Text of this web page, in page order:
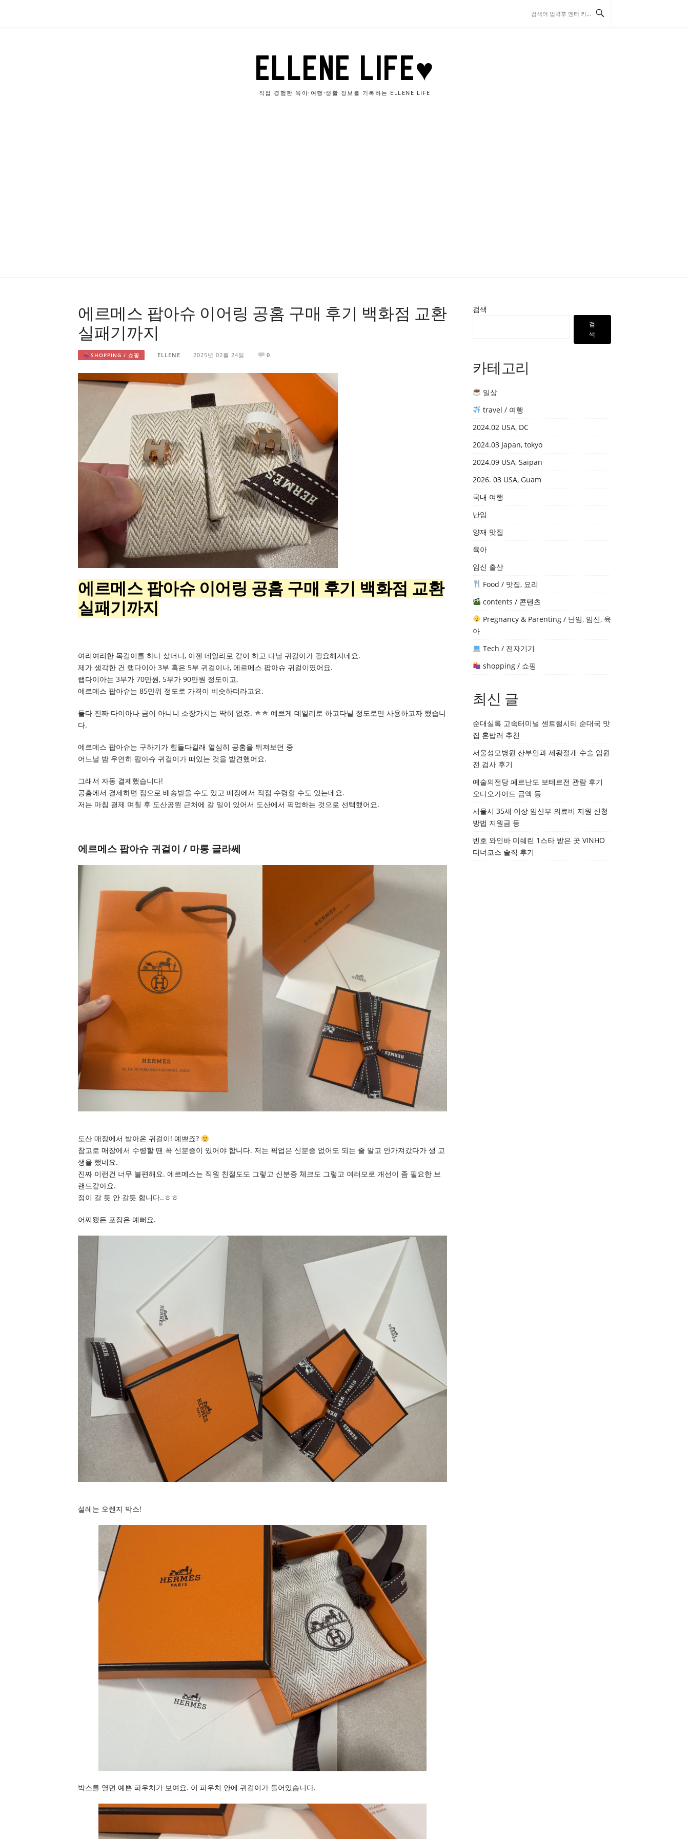
ELLENE LIFE♥
직접 경험한 육아·여행·생활 정보를 기록하는 ELLENE LIFE
에르메스 팝아슈 이어링 공홈 구매 후기 백화점 교환
실패기까지
SHOPPING / 쇼핑 ELLENE 2025년 02월 24일 0
에르메스 팝아슈 이어링 공홈 구매 후기 백화점 교환
실패기까지
여리여리한 목걸이를 하나 샀더니, 이젠 데일리로 같이 하고 다닐 귀걸이가 필요해지네요.
제가 생각한 건 랩다이아 3부 혹은 5부 귀걸이나, 에르메스 팝아슈 귀걸이였어요.
랩다이아는 3부가 70만원, 5부가 90만원 정도이고,
에르메스 팝아슈는 85만워 정도로 가격이 비슷하더라고요.
둘다 진짜 다이아나 금이 아니니 소장가치는 딱히 없죠. ㅎㅎ 예쁘게 데일리로 하고다닐 정도로만 사용하고자 했습니
다.
에르메스 팝아슈는 구하기가 힘들다길래 열심히 공홈을 뒤져보던 중
어느날 밤 우연히 팝아슈 귀걸이가 떠있는 것을 발견했어요.
그래서 자동 결제했습니다!
공홈에서 결제하면 집으로 배송받을 수도 있고 매장에서 직접 수령할 수도 있는데요.
저는 마침 결제 며칠 후 도산공원 근처에 갈 일이 있어서 도산에서 픽업하는 것으로 선택했어요.
에르메스 팝아슈 귀걸이 / 마롱 글라쎄
도산 매장에서 받아온 귀걸이! 예쁘죠?
참고로 매장에서 수령할 땐 꼭 신분증이 있어야 합니다. 저는 픽업은 신분증 없어도 되는 줄 알고 안가져갔다가 생 고
생을 했네요.
진짜 이런건 너무 불편해요. 에르메스는 직원 친절도도 그렇고 신분증 체크도 그렇고 여러모로 개선이 좀 필요한 브
랜드같아요.
정이 갈 듯 안 갈듯 합니다..ㅎㅎ
어찌됐든 포장은 예뻐요.
설레는 오렌지 박스!
박스를 열면 예쁜 파우치가 보여요. 이 파우치 안에 귀걸이가 들어있습니다.
검색
검
색
카테고리
일상
travel / 여행
2024.02 USA, DC
2024.03 Japan, tokyo
2024.09 USA, Saipan
2026. 03 USA, Guam
국내 여행
난임
양재 맛집
육아
임신 출산
Food / 맛집, 요리
contents / 콘텐츠
Pregnancy & Parenting / 난임, 임신, 육
아
Tech / 전자기기
shopping / 쇼핑
최신 글
순대실록 고속터미널 센트럴시티 순대국 맛
집 혼밥러 추천
서울성모병원 산부인과 제왕절개 수술 입원
전 검사 후기
예술의전당 페르난도 보테르전 관람 후기
오디오가이드 금액 등
서울시 35세 이상 임산부 의료비 지원 신청
방법 지원금 등
빈호 와인바 미쉐린 1스타 받은 곳 VINHO
디너코스 솔직 후기